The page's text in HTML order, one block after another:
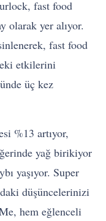
fast food
olarak yer alıyor.
fast food
etkilerini
üç kez
%13 artıyor,
yağ birikiyor
yaşıyor. Super
düşüncelerinizi
hem eğlenceli